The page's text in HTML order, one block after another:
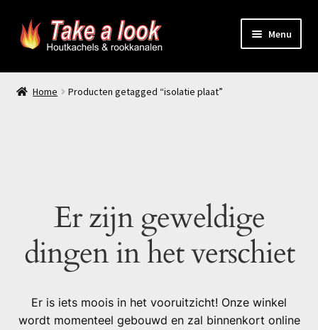
Ga
door
Ga
naar
Menu
Home
Producten
Home Producten getagged “isolatie plaat”
Er zijn geweldige
dingen in het verschiet
Er is iets moois in het vooruitzicht! Onze winkel
wordt momenteel gebouwd en zal binnenkort online